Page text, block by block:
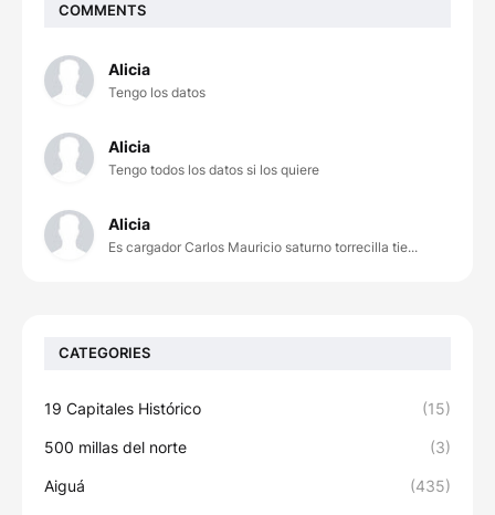
COMMENTS
Alicia
Tengo los datos
Alicia
Tengo todos los datos si los quiere
Alicia
Es cargador Carlos Mauricio saturno torrecilla tie...
CATEGORIES
19 Capitales Histórico (15)
500 millas del norte (3)
Aiguá (435)